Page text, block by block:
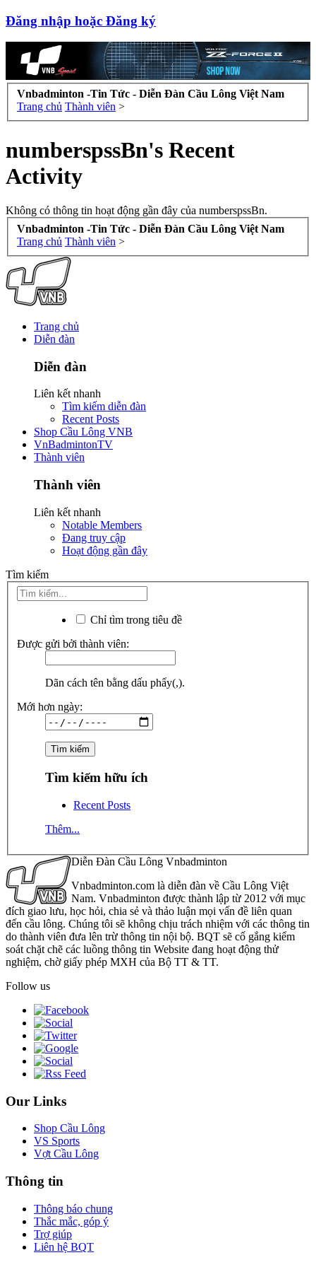
Đăng nhập hoặc Đăng ký
Vnbadminton -Tin Tức - Diễn Đàn Cầu Lông Việt Nam
Trang chủ Thành viên >
numberspssBn's Recent
Activity
Không có thông tin hoạt động gần đây của numberspssBn.
Vnbadminton -Tin Tức - Diễn Đàn Cầu Lông Việt Nam
Trang chủ Thành viên >
Trang chủ
Diễn đàn
Diễn đàn
Liên kết nhanh
Tìm kiếm diễn đàn
Recent Posts
Shop Cầu Lông VNB
VnBadmintonTV
Thành viên
Thành viên
Liên kết nhanh
Notable Members
Đang truy cập
Hoạt động gần đây
Tìm kiếm
Chỉ tìm trong tiêu đề
Được gửi bởi thành viên:
Dãn cách tên bằng dấu phẩy(,).
Mới hơn ngày:
Tìm kiếm hữu ích
Recent Posts
Thêm...
Diễn Đàn Cầu Lông Vnbadminton
Vnbadminton.com là diễn đàn về Cầu Lông Việt
Nam. Vnbadminton được thành lập từ 2012 với mục
đích giao lưu, học hỏi, chia sẻ và thảo luận mọi vấn đề liên quan
đến cầu lông. Chúng tôi sẽ không chịu trách nhiệm với các thông tin
do thành viên đưa lên trừ thông tin nội bộ. BQT sẽ cố gắng kiểm
soát chặt chẽ các luồng thông tin Website đang hoạt động thử
nghiệm, chờ giấy phép MXH của Bộ TT & TT.
Follow us
Our Links
Shop Cầu Lông
VS Sports
Vợt Cầu Lông
Thông tin
Thông báo chung
Thắc mắc, góp ý
Trợ giúp
Liên hệ BQT